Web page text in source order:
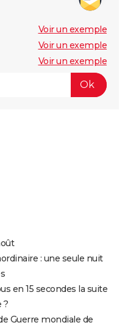
Voir un exemple
Voir un exemple
Voir un exemple
: une seule nuit
en 15 secondes la suite
?
Guerre mondiale de